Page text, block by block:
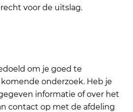
voor de uitslag.
om je goed te
onderzoek. Heb je
informatie of over het
contact op met de afdeling